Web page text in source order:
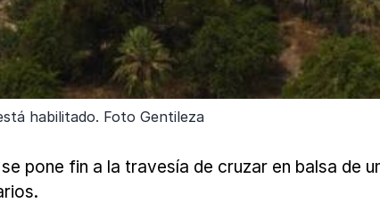
habilitado. Foto Gentileza
pone fin a la travesía de cruzar en balsa de